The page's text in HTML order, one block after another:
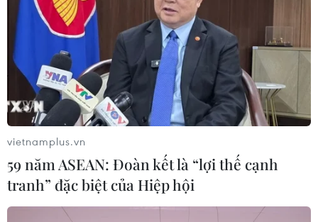
vietnamplus.vn
59 năm ASEAN: Đoàn kết là “lợi thế cạnh
tranh” đặc biệt của Hiệp hội